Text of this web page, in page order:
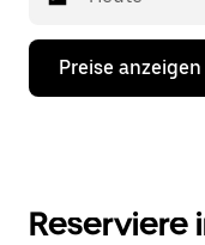
Drücke
Nach-
Kalender
Preise anzeigen
Reserviere